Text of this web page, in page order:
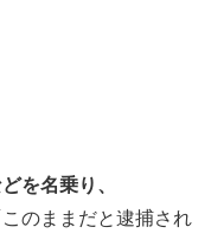
を名乗り、
のままだと逮捕され